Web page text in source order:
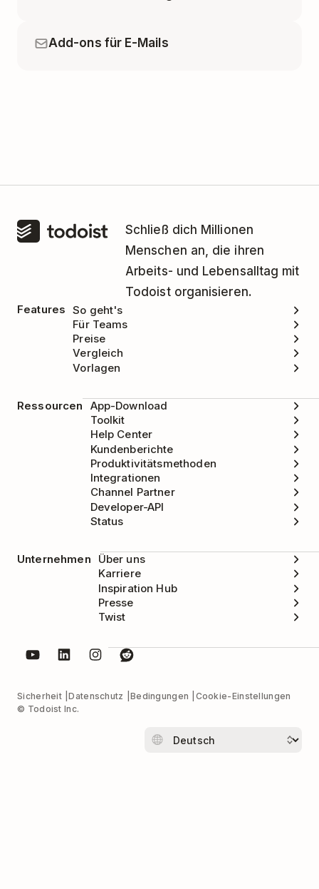
Add-ons für E-Mails
Schließ dich Millionen
Menschen an, die ihren
Arbeits- und Lebensalltag mit
Todoist organisieren.
Features So geht's
Für Teams
Preise
Vergleich
Vorlagen
Ressourcen
App-Download
Toolkit
Help Center
Kundenberichte
Produktivitätsmethoden
Integrationen
Channel Partner
Developer-API
Status
Unternehmen
Über uns
Karriere
Inspiration Hub
Presse
Twist
Sicherheit Datenschutz Bedingungen
Cookie-Einstellungen
© Todoist Inc.